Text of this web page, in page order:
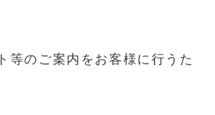
のご案内をお客様に⾏うた